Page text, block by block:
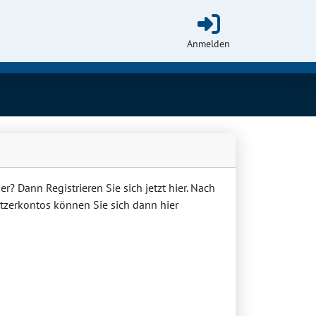
Anmelden
Dann Registrieren Sie sich jetzt hier. Nach
können Sie sich dann hier